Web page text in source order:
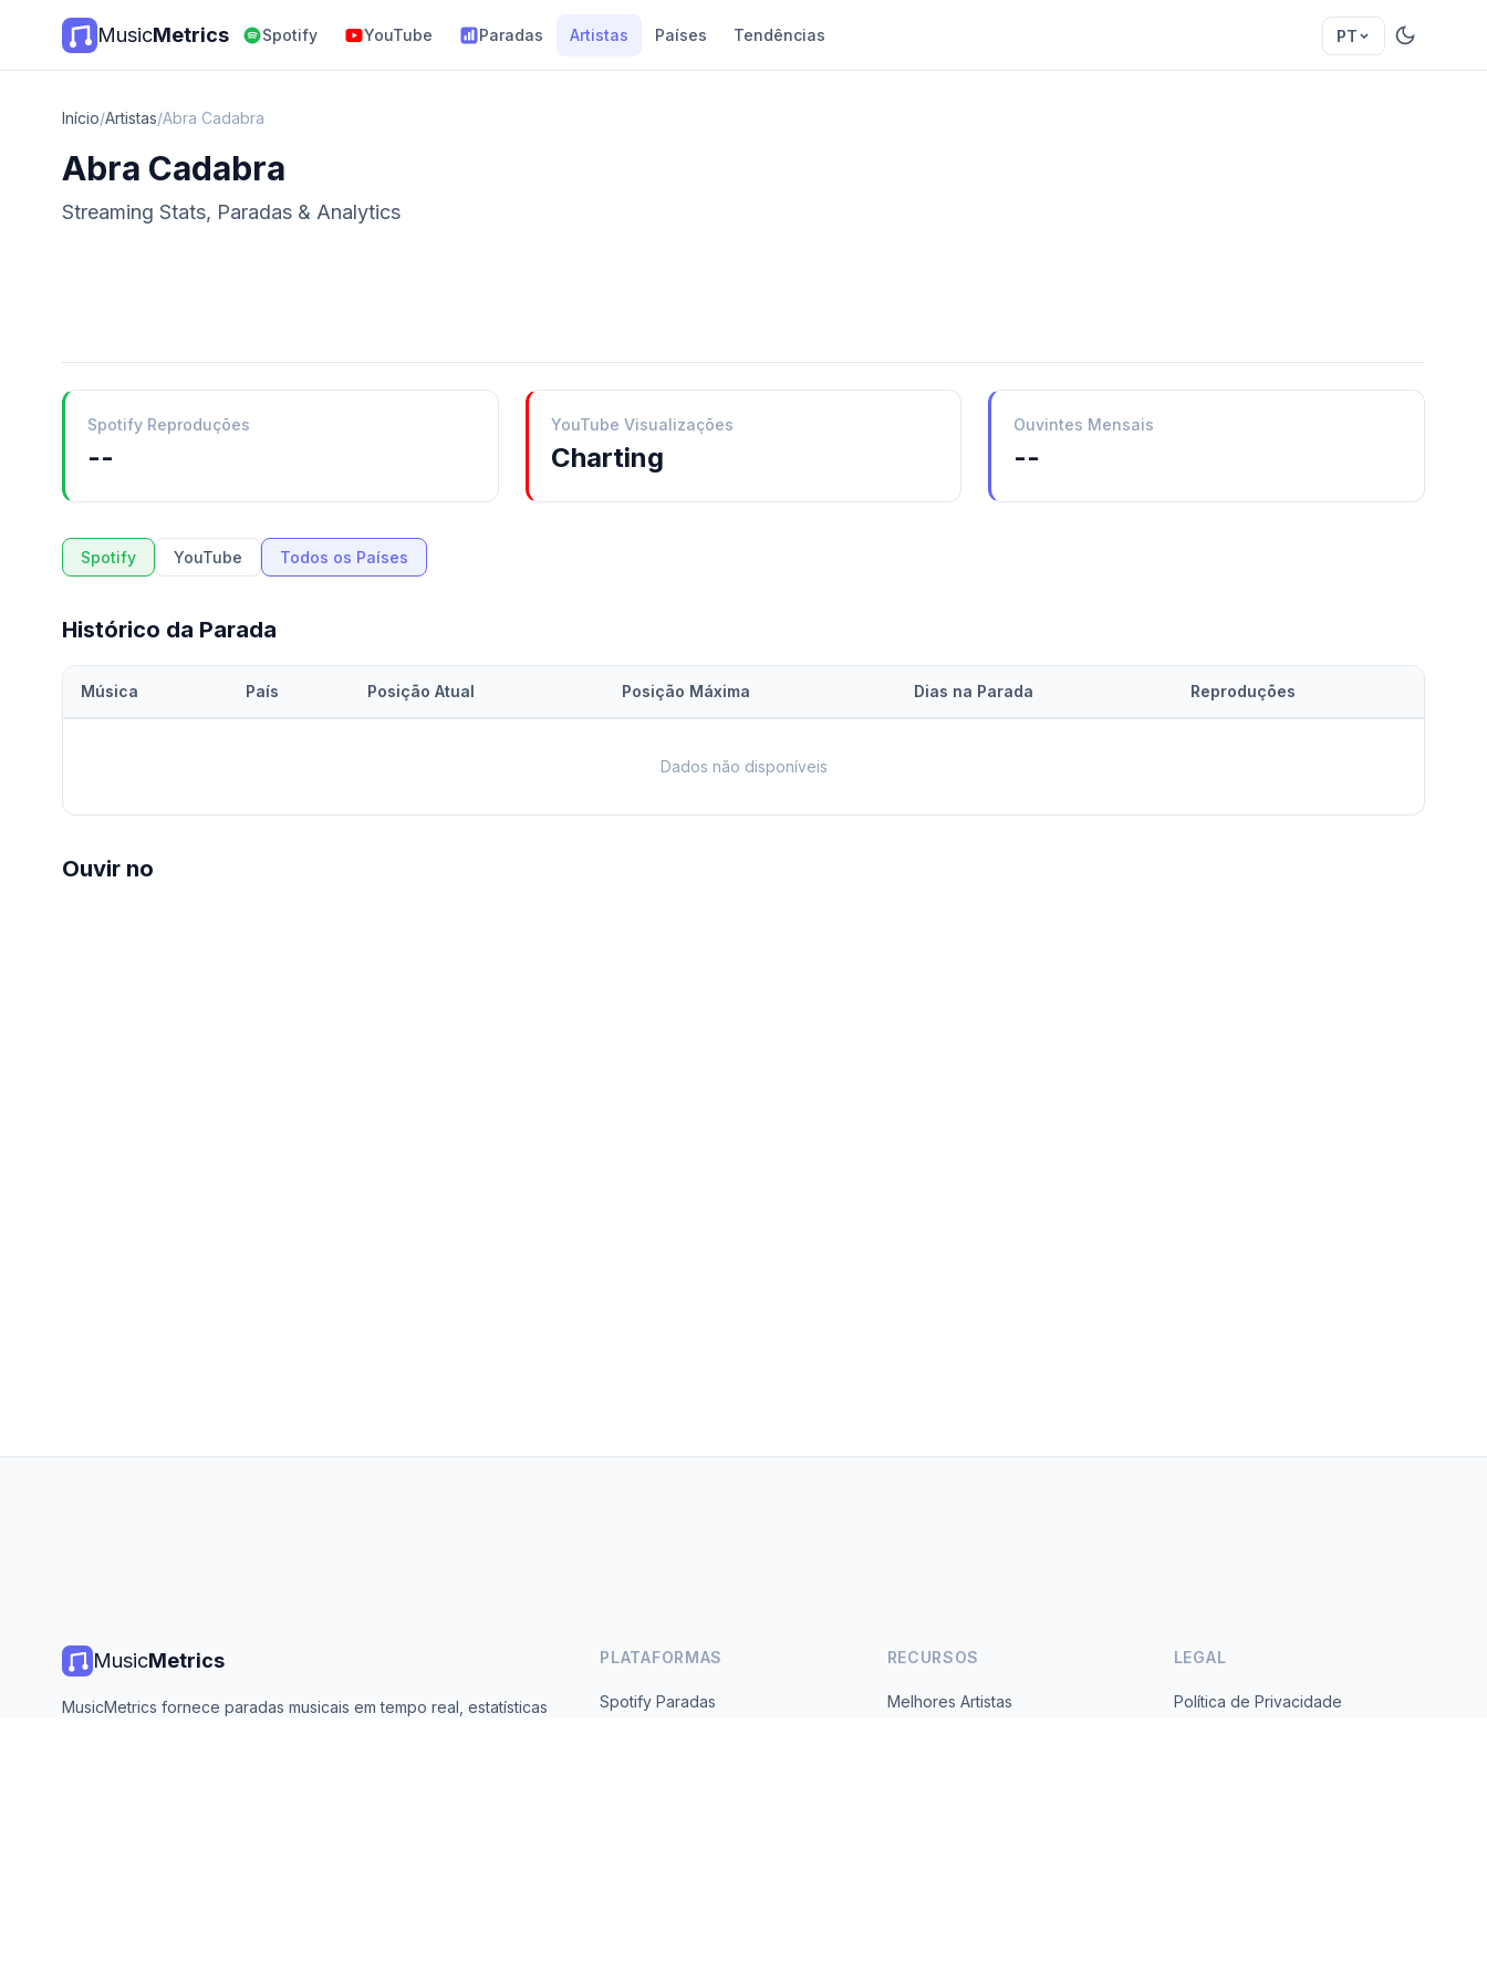
MusicMetrics Spotify YouTube Paradas Artistas Países Tendências PT
Início/Artistas/Abra Cadabra
Abra Cadabra
Streaming Stats, Paradas & Analytics
Spotify Reproduções
--
YouTube Visualizações
Charting
Ouvintes Mensais
--
Spotify YouTube Todos os Países
Histórico da Parada
Música País Posição Atual Posição Máxima Dias na Parada Reproduções
Dados não disponíveis
Ouvir no
MusicMetrics
MusicMetrics fornece paradas musicais em tempo real, estatísticas
PLATAFORMAS
Spotify Paradas
RECURSOS
Melhores Artistas
LEGAL
Política de Privacidade